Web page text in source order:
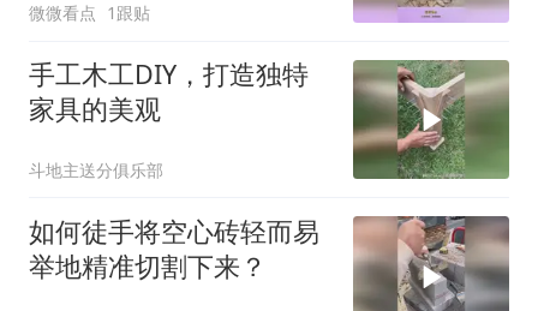
微微看点 1跟贴
手工木工DIY，打造独特
家具的美观
斗地主送分俱乐部
如何徒手将空心砖轻而易
举地精准切割下来？